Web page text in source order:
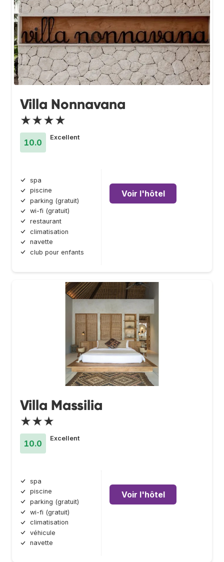
Villa Nonnavana
★★★★
10.0
Excellent
spa
piscine
parking (gratuit)
wi-fi (gratuit)
restaurant
climatisation
navette
club pour enfants
Voir l'hôtel
Villa Massilia
★★★
10.0
Excellent
spa
piscine
parking (gratuit)
wi-fi (gratuit)
climatisation
véhicule
navette
Voir l'hôtel